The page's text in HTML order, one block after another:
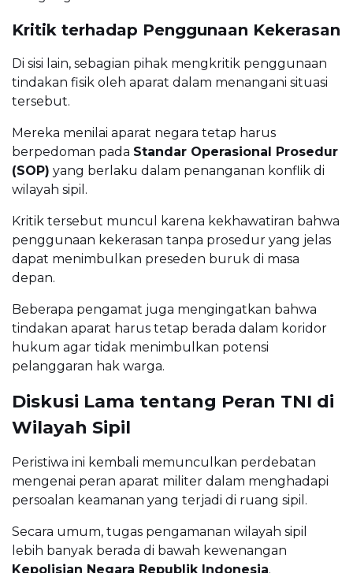
Kritik terhadap Penggunaan Kekerasan
Di sisi lain, sebagian pihak mengkritik penggunaan
tindakan fisik oleh aparat dalam menangani situasi
tersebut.
Mereka menilai aparat negara tetap harus
berpedoman pada Standar Operasional Prosedur
(SOP) yang berlaku dalam penanganan konflik di
wilayah sipil.
Kritik tersebut muncul karena kekhawatiran bahwa
penggunaan kekerasan tanpa prosedur yang jelas
dapat menimbulkan preseden buruk di masa
depan.
Beberapa pengamat juga mengingatkan bahwa
tindakan aparat harus tetap berada dalam koridor
hukum agar tidak menimbulkan potensi
pelanggaran hak warga.
Diskusi Lama tentang Peran TNI di
Wilayah Sipil
Peristiwa ini kembali memunculkan perdebatan
mengenai peran aparat militer dalam menghadapi
persoalan keamanan yang terjadi di ruang sipil.
Secara umum, tugas pengamanan wilayah sipil
lebih banyak berada di bawah kewenangan
Kepolisian Negara Republik Indonesia.